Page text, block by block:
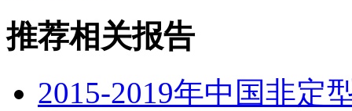
推荐相关报告
2015-2019年中国非定